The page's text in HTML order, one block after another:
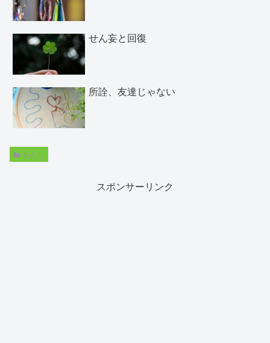
せん妄と回復
所詮、友達じゃない
わたし
スポンサーリンク